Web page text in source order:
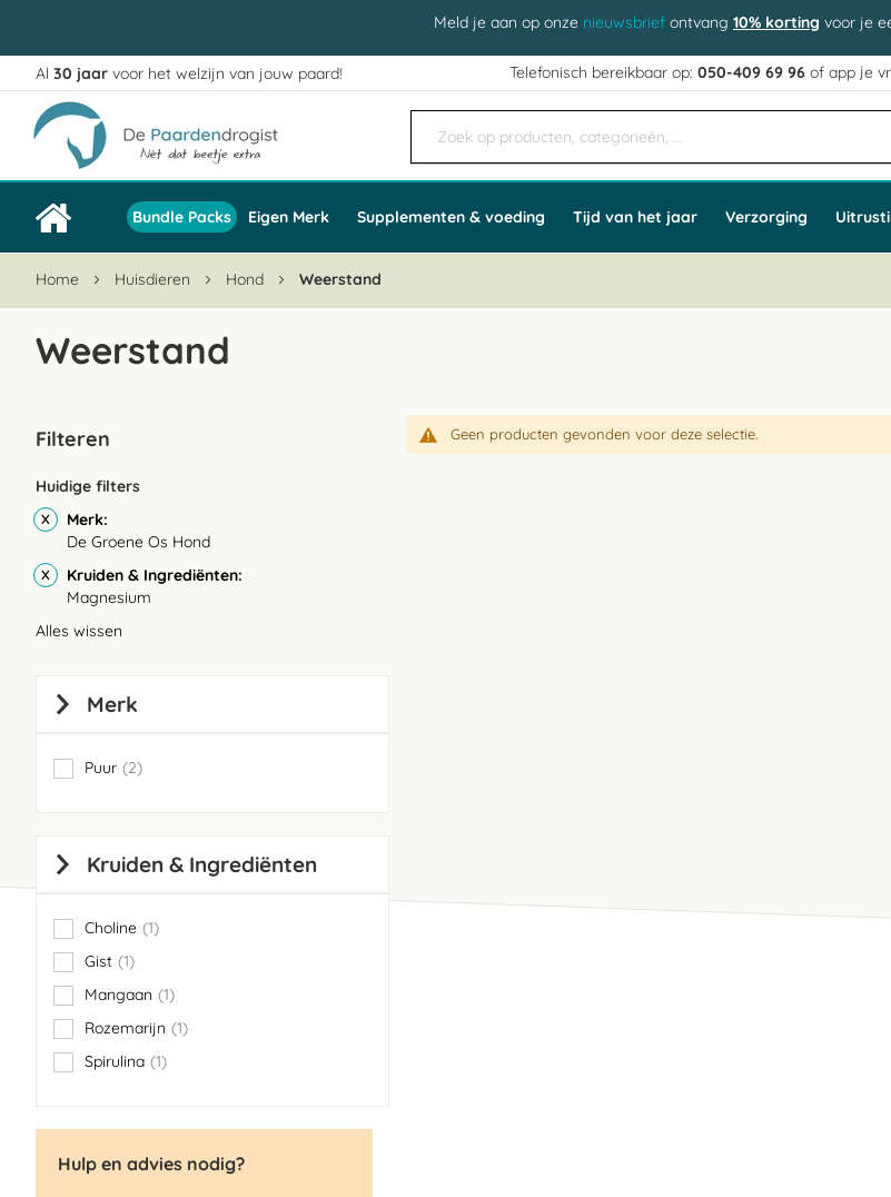
Meld je aan op onze nieuwsbrief ontvang 10% korting voor je
Ga
naar
de
inhoud
Al 30 jaar voor het welzijn van jouw paard! Telefonisch bereikbaar op:050-409 69 96 of app je
Bundle Packs Eigen Merk Supplementen & voeding Tijd van het jaar Verzorging
Home Huisdieren Hond Weerstand
Weerstand
Geen producten gevonden voor deze selectie.
Filteren
Huidige filters
Merk
De Groene Os Hond
Kruiden & Ingrediënten
Magnesium
Alles wissen
Merk
Puur 2
items
Kruiden & Ingrediënten
Choline 1
item
Gist 1
item
Mangaan
1
item
Rozemarijn
1
item
Spirulina 1
item
Hulp en advies nodig?